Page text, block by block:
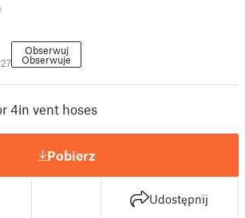
Obserwuj
Obserwuje
4in vent hoses
Pobierz
Udostępnij